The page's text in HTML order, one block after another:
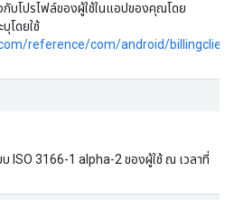
บโปรไฟล์ของผู้ใช้ในแอปของคุณโดย
โดยใช้
reference/com/android/
ISO 3166-1 alpha-2 ของผู้ใช้ ณ เวลาที่